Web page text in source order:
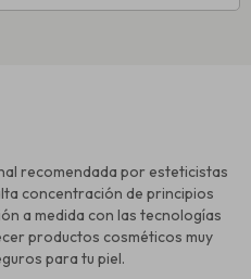
recomendada por esteticistas
concentración de principios
a medida con las tecnologías
productos cosméticos muy
para tu piel.